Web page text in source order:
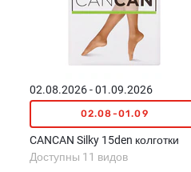
02.08.2026 - 01.09.2026
02.08-01.09
CANCAN Silky 15den колготки
Доступны 11 видов